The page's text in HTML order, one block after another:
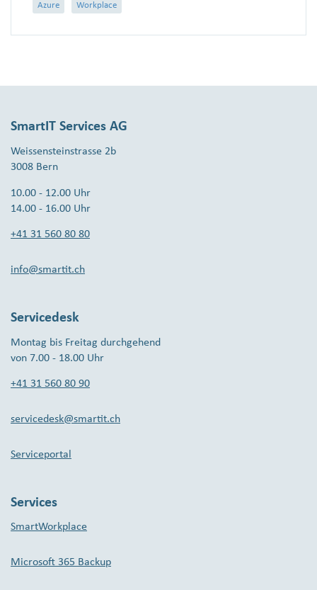
Azure
Workplace
SmartIT Services AG
Weissensteinstrasse 2b
3008 Bern
10.00 - 12.00 Uhr
14.00 - 16.00 Uhr
+41 31 560 80 80
info@smartit.ch
Servicedesk
Montag bis Freitag durchgehend
von 7.00 - 18.00 Uhr
+41 31 560 80 90
servicedesk@smartit.ch
Serviceportal
Services
SmartWorkplace
Microsoft 365 Backup